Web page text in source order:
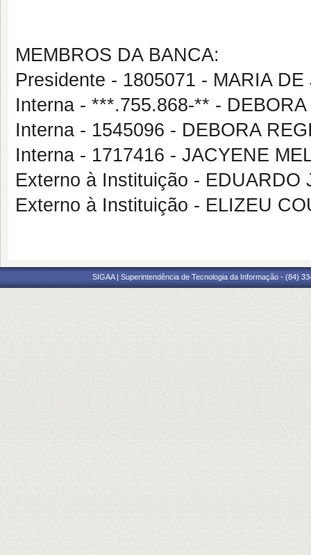
MEMBROS DA BANCA:
Presidente - 1805071 - MARIA
Interna - ***.755.868-** -
Interna - 1545096 - DEBORA
Interna - 1717416 - JACYENE
Externo à Instituição - EDUARDO
Externo à Instituição - ELIZEU
SIGAA | Superintendência de Tecnologia da Informação - (84)